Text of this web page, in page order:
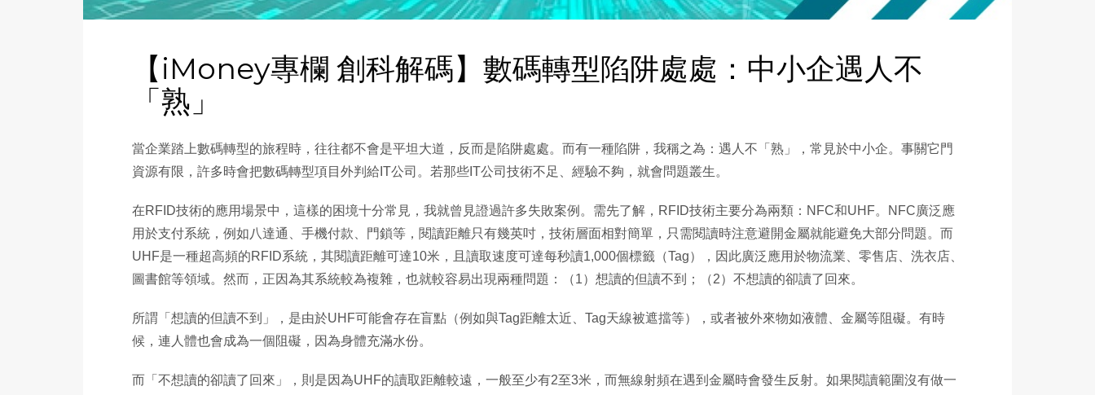
【iMoney專欄 創科解碼】數碼轉型陷阱處處：中小企遇人不
「熟」
當企業踏上數碼轉型的旅程時，往往都不會是平坦大道，反而是陷阱處處。而有一種陷阱，我稱之為：遇人不「熟」，常見於中小企。事關它門
資源有限，許多時會把數碼轉型項目外判給IT公司。若那些IT公司技術不足、經驗不夠，就會問題叢生。
在RFID技術的應用場景中，這樣的困境十分常見，我就曾見證過許多失敗案例。需先了解，RFID技術主要分為兩類：NFC和UHF。NFC廣泛應
用於支付系統，例如八達通、手機付款、門鎖等，閱讀距離只有幾英吋，技術層面相對簡單，只需閱讀時注意避開金屬就能避免大部分問題。而
UHF是一種超高頻的RFID系統，其閱讀距離可達10米，且讀取速度可達每秒讀1,000個標籤（Tag），因此廣泛應用於物流業、零售店、洗衣店、
圖書館等領域。然而，正因為其系統較為複雜，也就較容易出現兩種問題：（1）想讀的但讀不到；（2）不想讀的卻讀了回來。
所謂「想讀的但讀不到」，是由於UHF可能會存在盲點（例如與Tag距離太近、Tag天線被遮擋等），或者被外來物如液體、金屬等阻礙。有時
候，連人體也會成為一個阻礙，因為身體充滿水份。
而「不想讀的卻讀了回來」，則是因為UHF的讀取距離較遠，一般至少有2至3米，而無線射頻在遇到金屬時會發生反射。如果閱讀範圍沒有做一